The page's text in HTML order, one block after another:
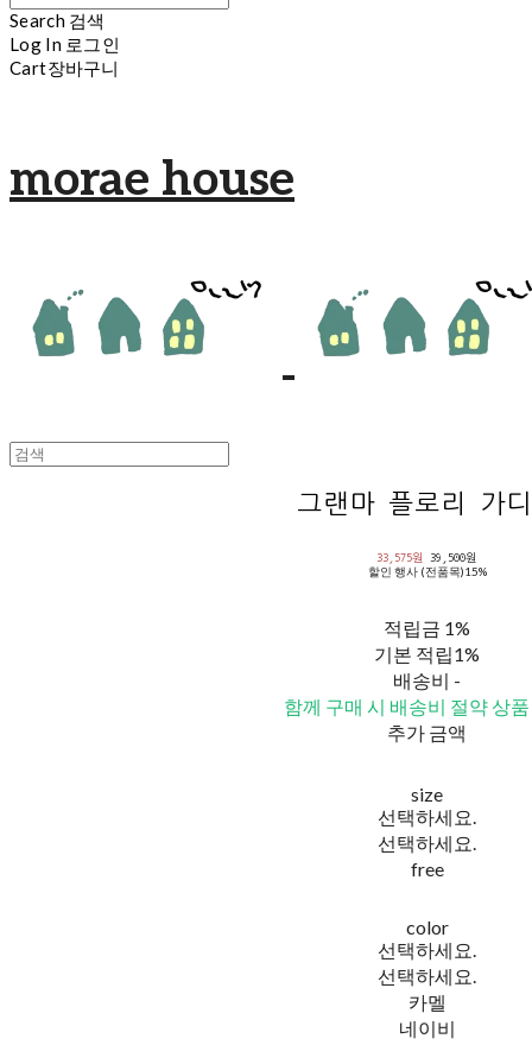
Search 검색
Log In 로그인
Cart장바구니
morae house
그랜마 플로리 가
33,575원 39,500원
할인 행사 (전품목)15%
적립금 1%
기본 적립1%
배송비 -
함께 구매 시 배송비 절약 상
추가 금액
size
선택하세요.
선택하세요.
free
color
선택하세요.
선택하세요.
카멜
네이비